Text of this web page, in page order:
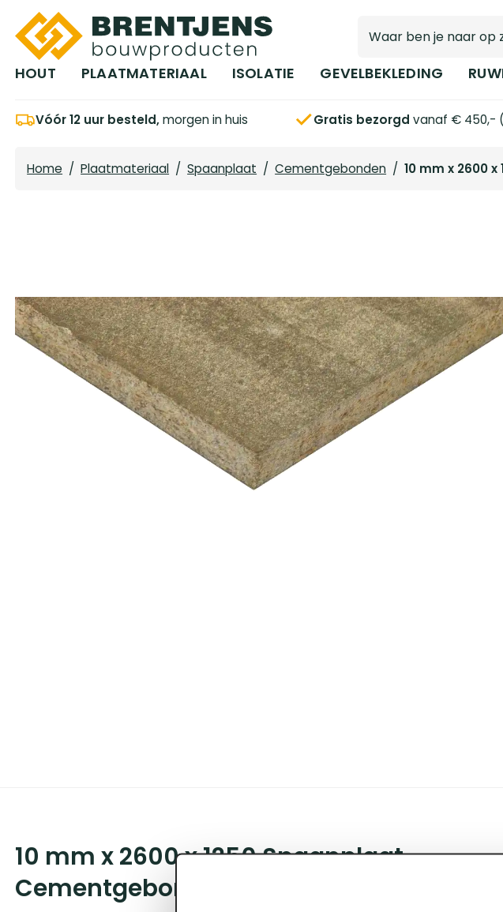
Ga naar hoofdinhoud
HOUT PLAATMATERIAAL ISOLATIE GEVELBEKLEDING
Vóór 12 uur besteld,morgen in huis Gratis bezorgd vanaf € 450,-
Home / Plaatmateriaal / Spaanplaat / Cementgebonden / 10 mm x 2600
10 mm x 2600 x 1250 Spaanplaat
Cementgebonden